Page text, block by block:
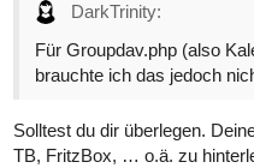
DarkTrinity:
Für Groupdav.php (also
brauchte ich das jedoch
Solltest du dir überlegen.
TB, FritzBox, … o.ä. zu